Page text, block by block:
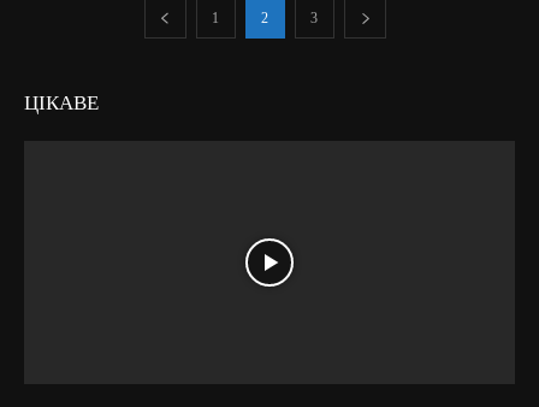
1 2 3
ЦІКАВЕ